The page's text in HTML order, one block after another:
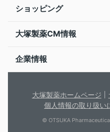
ショッピング
大塚製薬CM情報
企業情報
大塚製薬ホームページ
個人情報の取り扱い
© OTSUKA